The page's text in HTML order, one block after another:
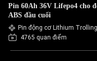
Pin 60Ah 36V Lifepo4 cho
ABS đầu cuối
Pin động cơ Lithium Trolling
4765 quan điểm